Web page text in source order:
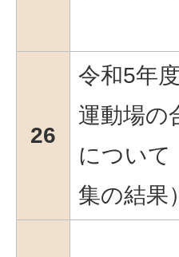
26
令和5年
運動場の
について
集の結果）